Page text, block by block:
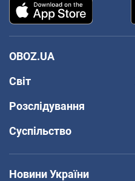
OBOZ.UA
Світ
Розслідування
Суспільство
Новини України